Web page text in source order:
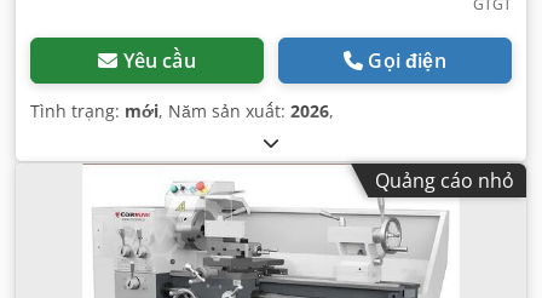
Yêu cầu Gọi điện
Tình trạng: mới, Năm sản xuất: 2026,
Quảng cáo nhỏ